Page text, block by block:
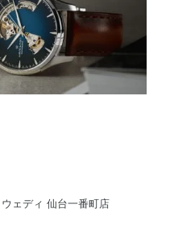
ェディ 仙台一番町店